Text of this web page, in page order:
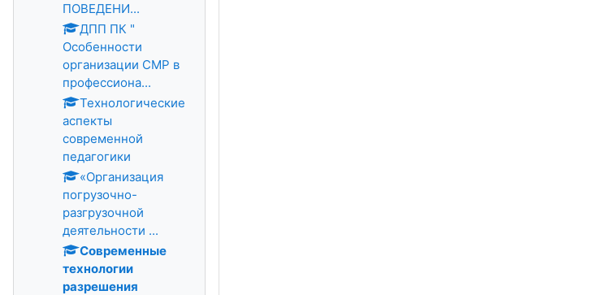
ПОВЕДЕНИ...
ДПП ПК "
Особенности
организации СМР в
профессиона...
Технологические
аспекты
современной
педагогики
«Организация
погрузочно-
разгрузочной
деятельности ...
Современные
технологии
разрешения